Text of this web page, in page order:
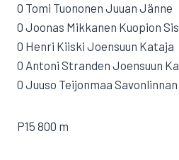
0 Tomi Tuononen Juuan Jänne
0 Joonas Mikkanen Kuopion
0 Henri Kiiski Joensuun Kataja
0 Antoni Stranden Joensuun
0 Juuso Teijonmaa
P15 800 m